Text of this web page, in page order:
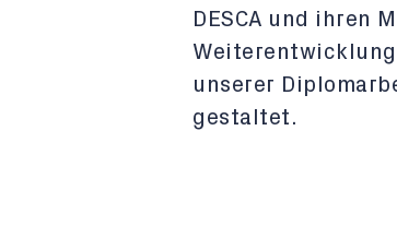
DESCA und ihren
Weiterentwicklung
unserer
gestaltet.